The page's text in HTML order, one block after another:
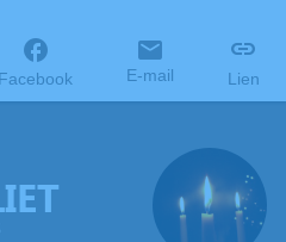
Facebook E-mail Lien